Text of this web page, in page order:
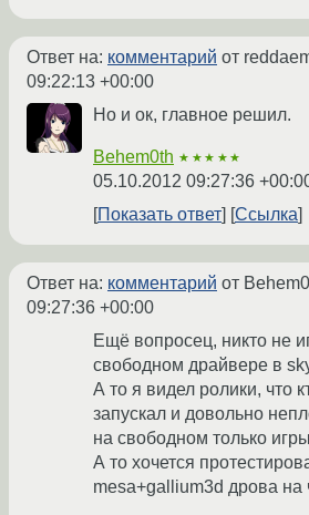
Ответ на: комментарий от
09:22:13 +00:00
Но и ок, главное решил.
Behem0th ★★★★★
05.10.2012 09:27:36
Показать ответ
Ссылка
Ответ на: комментарий от
09:27:36 +00:00
Ещё вопросец, никто не
свободном драйвере в
А то я видел ролики, что
запускал и довольно
на свободном только
А то хочется
mesa+gallium3d дрова на